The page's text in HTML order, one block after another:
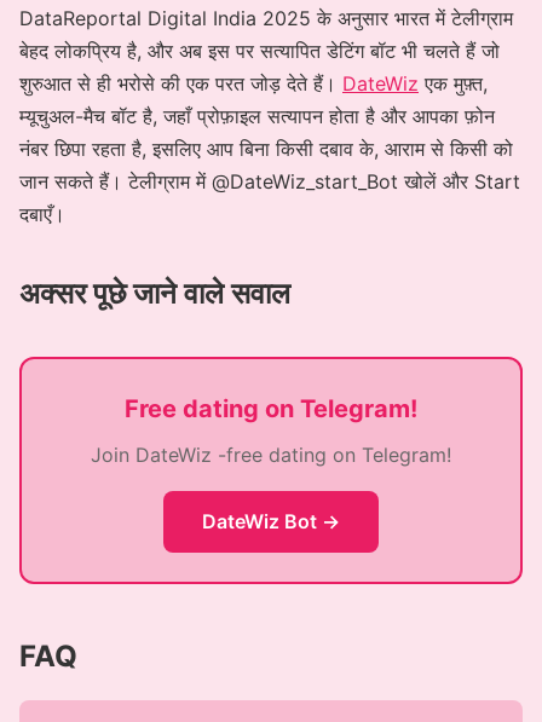
DataReportal Digital India 2025 के अनुसार भारत में टेलीग्राम
बेहद लोकप्रिय है, और अब इस पर सत्यापित डेटिंग बॉट भी चलते हैं जो
शुरुआत से ही भरोसे की एक परत जोड़ देते हैं। DateWiz एक मुफ़्त,
म्यूचुअल-मैच बॉट है, जहाँ प्रोफ़ाइल सत्यापन होता है और आपका फ़ोन
नंबर छिपा रहता है, इसलिए आप बिना किसी दबाव के, आराम से किसी को
जान सकते हैं। टेलीग्राम में @DateWiz_start_Bot खोलें और Start
दबाएँ।
अक्सर पूछे जाने वाले सवाल
Free dating on Telegram!
Join DateWiz -free dating on Telegram!
DateWiz Bot →
FAQ